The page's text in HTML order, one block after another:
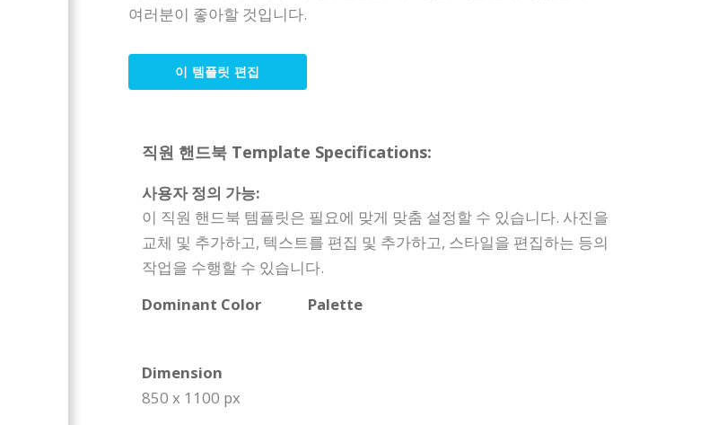
여러분이 좋아할 것입니다.
이 템플릿 편집
직원 핸드북 Template Specifications:
사용자 정의 가능:
이 직원 핸드북 템플릿은 필요에 맞게 맞춤 설정할 수 있습니다. 사진을
교체 및 추가하고, 텍스트를 편집 및 추가하고, 스타일을 편집하는 등의
작업을 수행할 수 있습니다.
Dominant Color
Palette
Dimension
850 x 1100 px